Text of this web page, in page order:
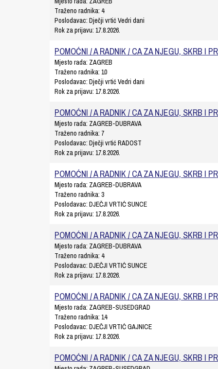
Traženo radnika: 4
Poslodavac: Dječji vrtić Vedri dani
Rok za prijavu: 17.8.2026.
POMOĆNI / A RADNIK / CA ZA NJEGU, SKRB I
Mjesto rada: ZAGREB
Traženo radnika: 10
Poslodavac: Dječji vrtić Vedri dani
Rok za prijavu: 17.8.2026.
POMOĆNI / A RADNIK / CA ZA NJEGU, SKRB I
Mjesto rada: ZAGREB-DUBRAVA
Traženo radnika: 7
Poslodavac: Dječji vrtić RADOST
Rok za prijavu: 17.8.2026.
POMOĆNI / A RADNIK / CA ZA NJEGU, SKRB I
Mjesto rada: ZAGREB-DUBRAVA
Traženo radnika: 3
Poslodavac: DJEČJI VRTIĆ SUNCE
Rok za prijavu: 17.8.2026.
POMOĆNI / A RADNIK / CA ZA NJEGU, SKRB I
Mjesto rada: ZAGREB-DUBRAVA
Traženo radnika: 4
Poslodavac: DJEČJI VRTIĆ SUNCE
Rok za prijavu: 17.8.2026.
POMOĆNI / A RADNIK / CA ZA NJEGU, SKRB I
Mjesto rada: ZAGREB-SUSEDGRAD
Traženo radnika: 14
Poslodavac: DJEČJI VRTIĆ GAJNICE
Rok za prijavu: 17.8.2026.
POMOĆNI / A RADNIK / CA ZA NJEGU, SKRB I